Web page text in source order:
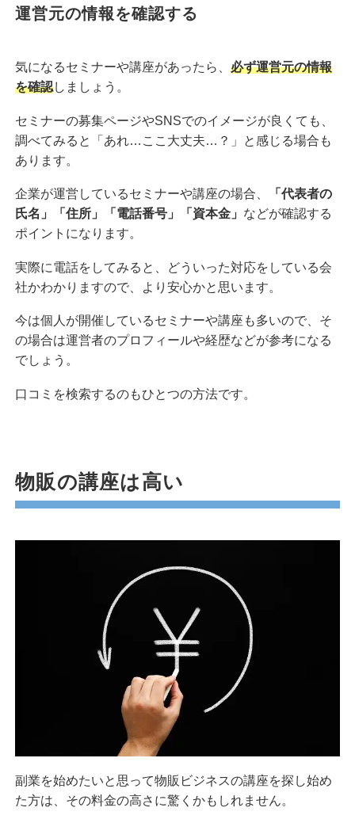
運営元の情報を確認する
気になるセミナーや講座があったら、 必ず運営元の情報
を確認しましょう。
セミナーの募集ページやSNSでのイメージが良くても、
調べてみると「あれ…ここ大丈夫…？」と感じる場合も
あります。
企業が運営しているセミナーや講座の場合、
「代表者の
氏名」「住所」「電話番号」「資本金」 などが確認する
ポイントになります。
実際に電話をしてみると、どういった対応をしている会
社かわかりますので、より安心かと思います。
今は個人が開催しているセミナーや講座も多いので、そ
の場合は運営者のプロフィールや経歴などが参考になる
でしょう。
口コミを検索するのもひとつの方法です。
物販の講座は高い
副業を始めたいと思って物販ビジネスの講座を探し始め
た方は、その料金の高さに驚くかもしれません。